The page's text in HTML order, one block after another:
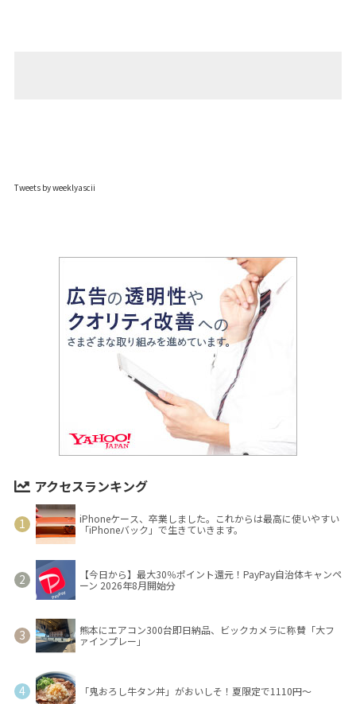
Tweets by weeklyascii
アクセスランキング
iPhoneケース、卒業しました。これからは最高に使いやすい
「iPhoneバック」で生きていきます。
【今日から】最大30％ポイント還元！PayPay自治体キャンペ
ーン 2026年8月開始分
熊本にエアコン300台即日納品、ビックカメラに称賛「大フ
ァインプレー」
「鬼おろし牛タン丼」がおいしそ！夏限定で1110円～